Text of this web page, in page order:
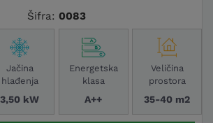
Šifra: 0083
Jačina
hlađenja
3,50 kW
Energetska
klasa
A++
Veličina
prostora
35-40 m2